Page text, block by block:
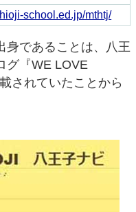
school.ed.jp/mthtj/
身であることは、八王
グ『WE LOVE
されていたことから